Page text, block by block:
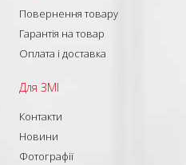
Повернення товару
Гарантія на товар
Оплата і доставка
Для ЗМІ
Контакти
Новини
Фотографії